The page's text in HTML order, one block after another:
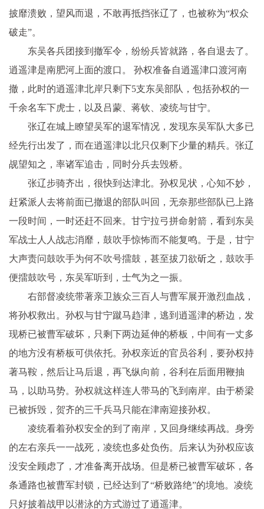
披靡溃败，望风而退，不敢再抵挡张辽了，也被称为“权众
破走”。
东吴各兵团接到撤军令，纷纷兵皆就路，各自退去了。
逍遥津是南肥河上面的渡口。 孙权准备自逍遥津口渡河南
撤，此时的逍遥津北岸只剩下5支东吴部队，包括孙权的一
千余名车下虎士，以及吕蒙、蒋钦、凌统与甘宁。
张辽在城上瞭望吴军的退军情况，发现东吴军队大多已
经先行出发了，而在逍遥津以北只仅剩下少量的精兵。张辽
觇望知之，率诸军追击，同时分兵去毁桥。
张辽步骑齐出，很快到达津北。孙权见状，心知不妙，
赶紧派人去将前面已撤退的部队叫回，无奈那些部队已上路
一段时间，一时还赶不回来。甘宁拉弓拼命射箭，看到东吴
军战士人人战志消靡，鼓吹手惊怖而不能复鸣。于是，甘宁
大声责问鼓吹手为何不吹号擂鼓，甚至拔刀欲斫之，鼓吹手
便擂鼓吹号，东吴军听到，士气为之一振。
右部督凌统带著亲卫族众三百人与曹军展开激烈血战，
将孙权救出。孙权与甘宁蹴马趋津，逃到逍遥津的桥边，发
现桥已被曹军破坏，只剩下两边延伸的桥板，中间有一丈多
的地方没有桥板可供依托。孙权亲近的官员谷利，要孙权持
著马鞍，然后让马后退，再飞纵向前，谷利在后面用鞭抽
马，以助马势。孙权就这样连人带马的飞到南岸。由于桥梁
已被拆毁，贺齐的三千兵马只能在津南迎接孙权。
凌统看着孙权安全的到了南岸，又回身继续再战。身旁
的左右亲兵一一战死，凌统也多处负伤。后来认为孙权应该
没安全顾虑了，才准备离开战场。但是桥已被曹军破坏，各
条通路也被曹军封锁，已经达到了“桥败路绝”的境地。凌统
只好披着战甲以潜泳的方式游过了逍遥津。